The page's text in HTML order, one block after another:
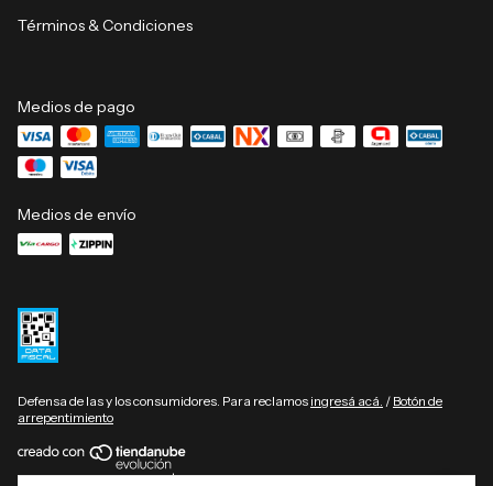
Términos & Condiciones
Medios de pago
Medios de envío
Defensa de las y los consumidores. Para reclamos ingresá acá. / Botón de
arrepentimiento
Copyright GIFT Collection | Muebles de diseño - 2026. Todos los derechos